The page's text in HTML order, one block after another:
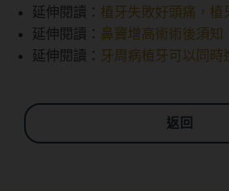
延伸閱讀： 植牙失敗好頭痛，植
延伸閱讀： 鼻竇增高術術後須知
延伸閱讀： 牙周病植牙可以同時
返回